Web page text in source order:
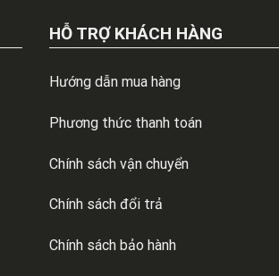
HỖ TRỢ KHÁCH HÀNG
Hướng dẫn mua hàng
Phương thức thanh toán
Chính sách vận chuyển
Chính sách đổi trả
Chính sách bảo hành